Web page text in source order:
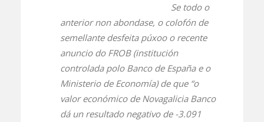
Se todo o
anterior non abondase, o colofón de
semellante desfeita púxoo o recente
anuncio do FROB (institución
controlada polo Banco de España e o
Ministerio de Economía) de que “o
valor económico de Novagalicia Banco
dá un resultado negativo de -3.091